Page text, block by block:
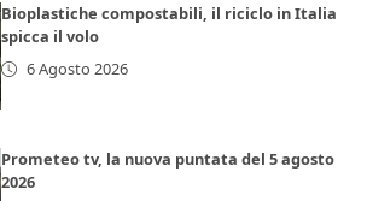
Bioplastiche compostabili, il riciclo in Italia
spicca il volo
6 Agosto 2026
Prometeo tv, la nuova puntata del 5 agosto
2026